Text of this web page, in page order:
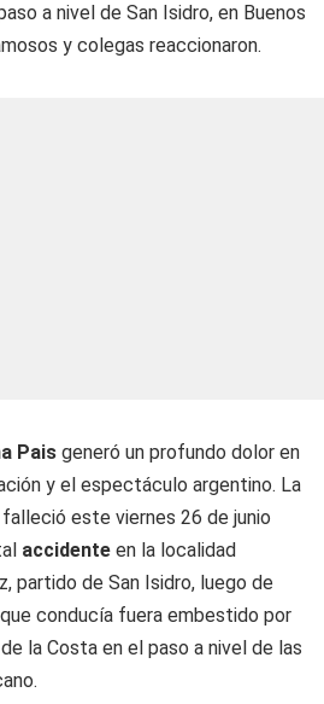
a nivel de San Isidro, en Buenos
y colegas reaccionaron.
Pais generó un profundo dolor en
y el espectáculo argentino. La
este viernes 26 de junio
accidente en la localidad
partido de San Isidro, luego de
conducía fuera embestido por
la Costa en el paso a nivel de las